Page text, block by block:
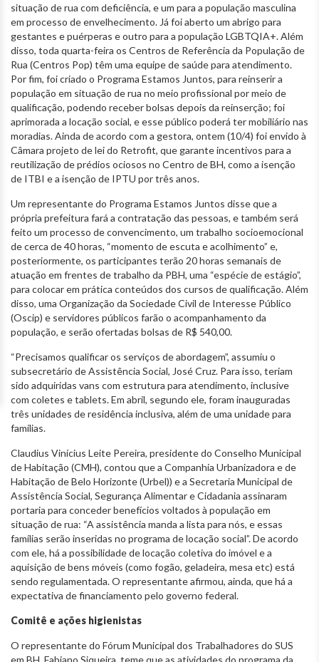
situação de rua com deficiência, e um para a população masculina
em processo de envelhecimento. Já foi aberto um abrigo para
gestantes e puérperas e outro para a população LGBTQIA+. Além
disso, toda quarta-feira os Centros de Referência da População de
Rua (Centros Pop) têm uma equipe de saúde para atendimento.
Por fim, foi criado o Programa Estamos Juntos, para reinserir a
população em situação de rua no meio profissional por meio de
qualificação, podendo receber bolsas depois da reinserção; foi
aprimorada a locação social, e esse público poderá ter mobiliário nas
moradias. Ainda de acordo com a gestora, ontem (10/4) foi envido à
Câmara projeto de lei do Retrofit, que garante incentivos para a
reutilização de prédios ociosos no Centro de BH, como a isenção
de ITBI e a isenção de IPTU por três anos.
Um representante do Programa Estamos Juntos disse que a
própria prefeitura fará a contratação das pessoas, e também será
feito um processo de convencimento, um trabalho socioemocional
de cerca de 40 horas, “momento de escuta e acolhimento” e,
posteriormente, os participantes terão 20 horas semanais de
atuação em frentes de trabalho da PBH, uma “espécie de estágio”,
para colocar em prática conteúdos dos cursos de qualificação. Além
disso, uma Organização da Sociedade Civil de Interesse Público
(Oscip) e servidores públicos farão o acompanhamento da
população, e serão ofertadas bolsas de R$ 540,00.
“Precisamos qualificar os serviços de abordagem”, assumiu o
subsecretário de Assistência Social, José Cruz. Para isso, teriam
sido adquiridas vans com estrutura para atendimento, inclusive
com coletes e tablets. Em abril, segundo ele, foram inauguradas
três unidades de residência inclusiva, além de uma unidade para
famílias.
Claudius Vinícius Leite Pereira, presidente do Conselho Municipal
de Habitação (CMH), contou que a Companhia Urbanizadora e de
Habitação de Belo Horizonte (Urbel)) e a Secretaria Municipal de
Assistência Social, Segurança Alimentar e Cidadania assinaram
portaria para conceder benefícios voltados à população em
situação de rua: “A assistência manda a lista para nós, e essas
famílias serão inseridas no programa de locação social”. De acordo
com ele, há a possibilidade de locação coletiva do imóvel e a
aquisição de bens móveis (como fogão, geladeira, mesa etc) está
sendo regulamentada. O representante afirmou, ainda, que há a
expectativa de financiamento pelo governo federal.
Comitê e ações higienistas
O representante do Fórum Municipal dos Trabalhadores do SUS
em BH, Fabiano Siqueira, teme que as atividades do programa da